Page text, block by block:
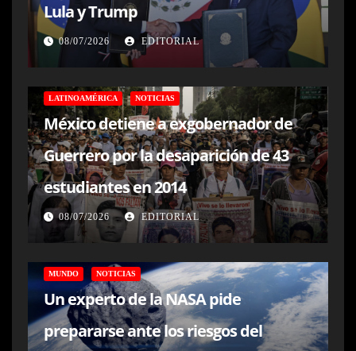
Lula y Trump
08/07/2026 EDITORIAL
LATINOAMÉRICA NOTICIAS
México detiene a exgobernador de
Guerrero por la desaparición de 43
estudiantes en 2014
08/07/2026 EDITORIAL
MUNDO NOTICIAS
Un experto de la NASA pide
prepararse ante los riesgos del